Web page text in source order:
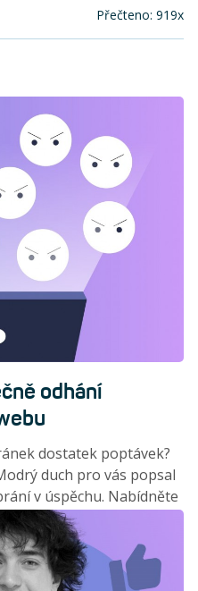
Přečteno: 919x
odhání
dostatek poptávek?
duch pro vás popsal
v úspěchu. Nabídněte
zážitek, aby už